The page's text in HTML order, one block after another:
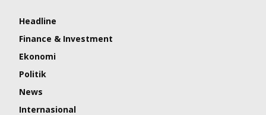
Headline
Finance & Investment
Ekonomi
Politik
News
Internasional